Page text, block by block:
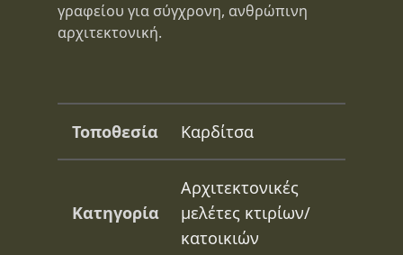
γραφείου για σύγχρονη, ανθρώπινη
αρχιτεκτονική.
Τοποθεσία Καρδίτσα
Κατηγορία
Αρχιτεκτονικές
μελέτες κτιρίων/
κατοικιών